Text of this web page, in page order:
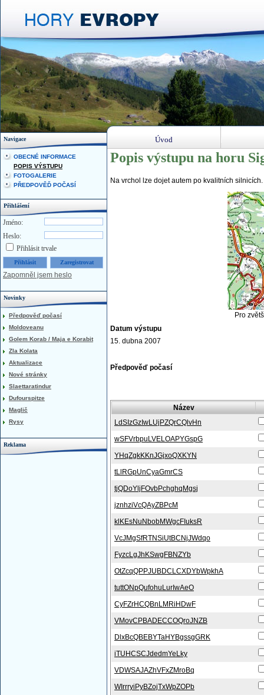
Popis výstupu na horu
Na vrchol lze dojet autem po kvalitních
Pro
Datum výstupu
15. dubna 2007
Předpověď počasí
Název
LdSIzGzIwLUjPZQrCQlvHn
wSFVrbpuLVELOAPYGspG
YHqZgkKKnJGjxoQXKYN
tLlRGpUnCyaGmrCS
tjQDoYljFOvbPchghqMgsj
jznhziVcQAyZBPcM
klKEsNuNbobMWgcFIuksR
VcJMgSfRTNSiUtBCNjJWdqo
FyzcLgJhKSwgFBNZYb
OtZcqQPPJUBDCLCXDYbWpkhA
tuttONpQufohuLurIwAeO
CyFZrHCQBnLMRiHDwF
VMovCPBADECCOQroJNZB
DlxBcQBEBYTaHYBgssgGRK
iTUHCSCJdedmYeLky
VDWSAJAZhVFxZMroBq
WIrrryiPyBZojTxWpZOPb
Navigace
OBECNÉ INFORMACE
POPIS VÝSTUPU
FOTOGALERIE
PŘEDPOVĚĎ POČASÍ
Přihlášení
Jméno:
Heslo:
Přihlásit trvale
Zapomněl jsem heslo
Novinky
Předpověď počasí
Moldoveanu
Golem Korab / Maja e Korabit
Zla Kolata
Aktualizace
Nové stránky
Slaettaratindur
Dufourspitze
Maglič
Rysy
Reklama
Úvod